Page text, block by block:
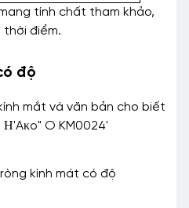
tính chất tham khảo,
điểm.
độ
mát có độ